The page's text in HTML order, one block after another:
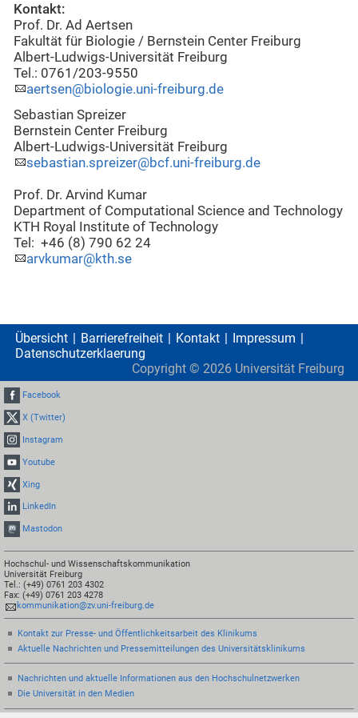
Kontakt:
Prof. Dr. Ad Aertsen
Fakultät für Biologie / Bernstein Center Freiburg
Albert-Ludwigs-Universität Freiburg
Tel.: 0761/203-9550
aertsen@biologie.uni-freiburg.de
Sebastian Spreizer
Bernstein Center Freiburg
Albert-Ludwigs-Universität Freiburg
sebastian.spreizer@bcf.uni-freiburg.de
Prof. Dr. Arvind Kumar
Department of Computational Science and Technology
KTH Royal Institute of Technology
Tel: +46 (8) 790 62 24
arvkumar@kth.se
Übersicht Barrierefreiheit Kontakt
Impressum
Datenschutzerklaerung
Copyright © 2026 Universität Freiburg
Facebook
X (Twitter)
Instagram
Youtube
Xing
LinkedIn
Mastodon
Hochschul- und Wissenschaftskommunikation
Universität Freiburg
Tel.: (+49) 0761 203 4302
Fax: (+49) 0761 203 4278
kommunikation@zv.uni-freiburg.de
Kontakt zur Presse- und Öffentlichkeitsarbeit des Klinikums
Aktuelle Nachrichten und Pressemitteilungen des Universitätsklinikums
Nachrichten und aktuelle Informationen aus den Hochschulnetzwerken
Die Universität in den Medien